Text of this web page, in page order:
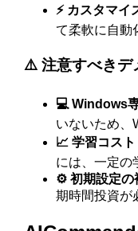
⚡ カスタマイ
て柔軟に自動
⚠️ 注意すべきデ
💻 Windows
いないため、
📈 学習コスト
には、一定の
⚙️ 初期設定の
期時間投資が